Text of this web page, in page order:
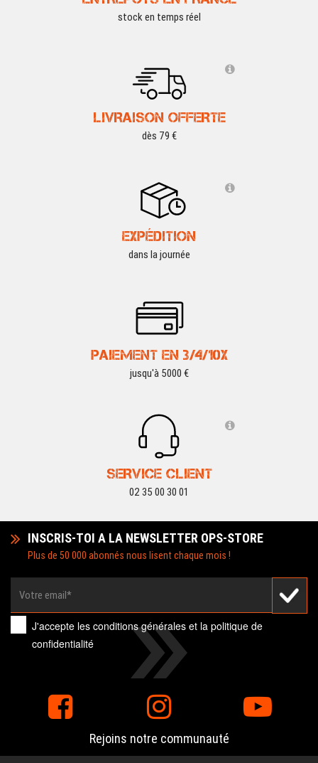
stock en temps réel
LIVRAISON OFFERTE
dès 79 €
EXPÉDITION
dans la journée
PAIEMENT EN 3/4/10X
jusqu'à 5000 €
SERVICE CLIENT
02 35 00 30 01
INSCRIS-TOI A LA NEWSLETTER OPS-STORE
Plus de 50 000 abonnés nous lisent chaque mois !
J'accepte lesconditions générales et lapolitique de
confidentialité
Rejoins notre communauté